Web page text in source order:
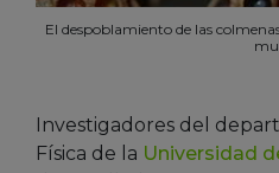
El despoblamiento de las
Investigadores del
Física de la Universidad